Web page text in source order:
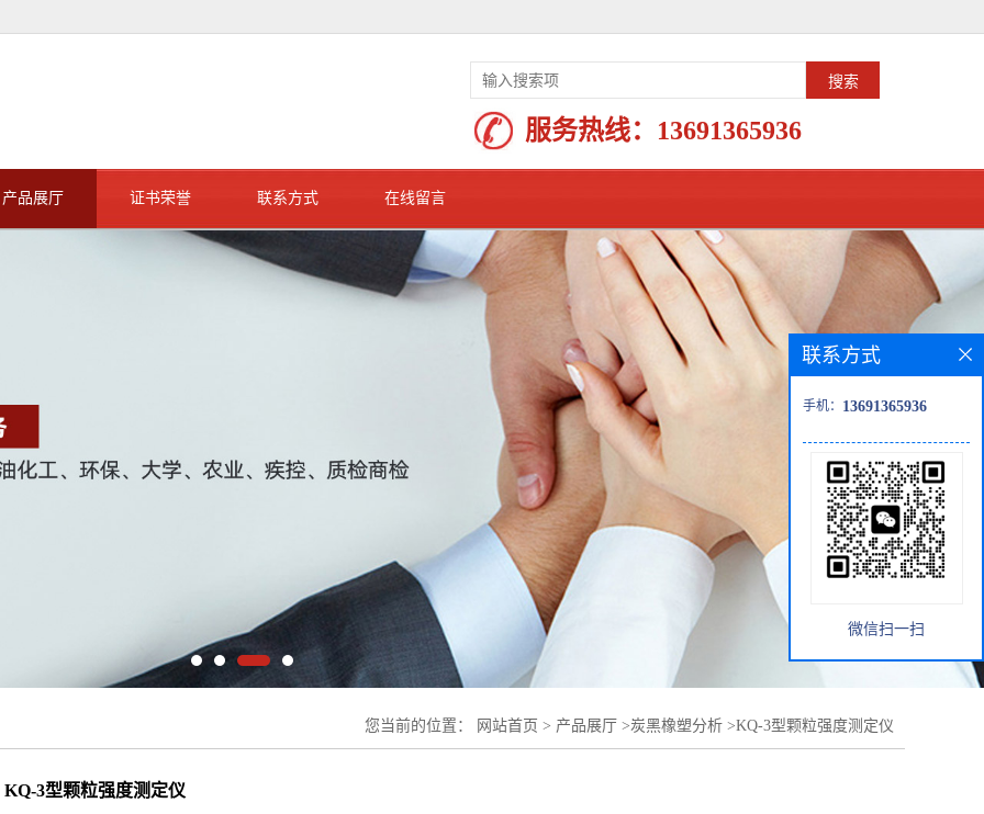
服务热线： 13691365936
产品展厅 证书荣誉 联系方式 在线留言
您当前的位置： 网站首页 > 产品展厅 >炭黑橡塑分析 >KQ-3型颗粒强度测定仪
KQ-3型颗粒强度测定仪
联系方式
手机： 13691365936
微信扫一扫